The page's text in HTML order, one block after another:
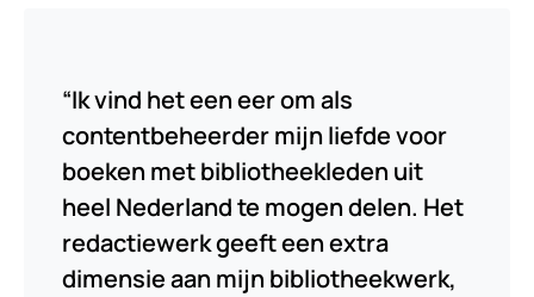
“Ik vind het een eer om als
contentbeheerder mijn liefde voor
boeken met bibliotheekleden uit
heel Nederland te mogen delen. Het
redactiewerk geeft een extra
dimensie aan mijn bibliotheekwerk,